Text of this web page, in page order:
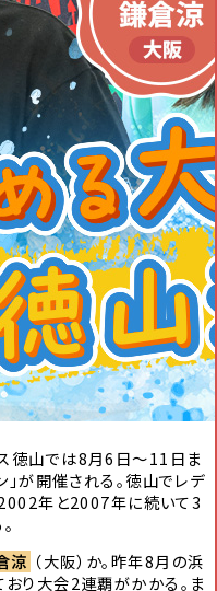
戦出場選手インタビューを追加し
加しました。
ャンピオン 特設サイトを公開し
徳山では8月6日～11日ま
が開催される。徳山でレデ
年と2007年に続いて3
涼 （大阪）か。昨年8月の浜
おり大会2連覇がかかる。ま